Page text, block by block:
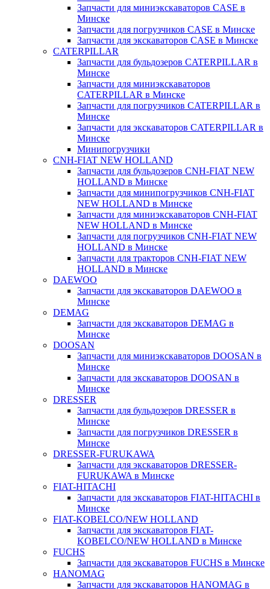
Запчасти для миниэкскаваторов CASE в
Минске
Запчасти для погрузчиков CASE в Минске
Запчасти для экскаваторов CASE в Минске
CATERPILLAR
Запчасти для бульдозеров CATERPILLAR в
Минске
Запчасти для миниэкскаваторов
CATERPILLAR в Минске
Запчасти для погрузчиков CATERPILLAR в
Минске
Запчасти для экскаваторов CATERPILLAR в
Минскe
Минипогрузчики
CNH-FIAT NEW HOLLAND
Запчасти для бульдозеров CNH-FIAT NEW
HOLLAND в Минске
Запчасти для минипогрузчиков CNH-FIAT
NEW HOLLAND в Минске
Запчасти для миниэкскаваторов CNH-FIAT
NEW HOLLAND в Минске
Запчасти для погрузчиков CNH-FIAT NEW
HOLLAND в Минске
Запчасти для тракторов CNH-FIAT NEW
HOLLAND в Минске
DAEWOO
Запчасти для экскаваторов DAEWOO в
Минске
DEMAG
Запчасти для экскаваторов DEMAG в
Минске
DOOSAN
Запчасти для миниэкскаваторов DOOSAN в
Минске
Запчасти для экскаваторов DOOSAN в
Минске
DRESSER
Запчасти для бульдозеров DRESSER в
Минске
Запчасти для погрузчиков DRESSER в
Минске
DRESSER-FURUKAWA
Запчасти для экскаваторов DRESSER-
FURUKAWA в Минске
FIAT-HITACHI
Запчасти для экскаваторов FIAT-HITACHI в
Минске
FIAT-KOBELCO/NEW HOLLAND
Запчасти для экскаваторов FIAT-
KOBELCO/NEW HOLLAND в Минске
FUCHS
Запчасти для экскаваторов FUCHS в Минске
HANOMAG
Запчасти для экскаваторов HANOMAG в